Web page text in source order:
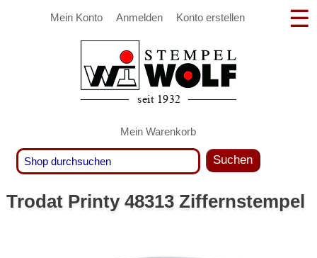
Mein Konto Anmelden Konto erstellen
Mein Warenkorb
Suchen
Trodat Printy 48313 Ziffernstempel